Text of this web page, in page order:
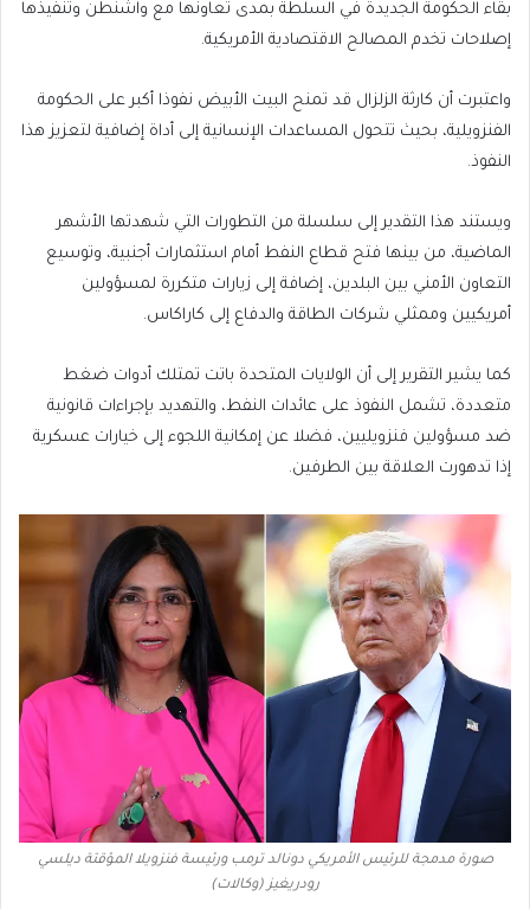
بقاء الحكومة الجديدة في السلطة بمدى تعاونها مع واشنطن وتنفيذها
إصلاحات تخدم المصالح الاقتصادية الأمريكية.
واعتبرت أن كارثة الزلزال قد تمنح البيت الأبيض نفوذا أكبر على الحكومة
الفنزويلية، بحيث تتحول المساعدات الإنسانية إلى أداة إضافية لتعزيز هذا
النفوذ.
ويستند هذا التقدير إلى سلسلة من التطورات التي شهدتها الأشهر
الماضية، من بينها فتح قطاع النفط أمام استثمارات أجنبية، وتوسيع
التعاون الأمني بين البلدين، إضافة إلى زيارات متكررة لمسؤولين
أمريكيين وممثلي شركات الطاقة والدفاع إلى كاراكاس.
كما يشير التقرير إلى أن الولايات المتحدة باتت تمتلك أدوات ضغط
متعددة، تشمل النفوذ على عائدات النفط، والتهديد بإجراءات قانونية
ضد مسؤولين فنزويليين، فضلا عن إمكانية اللجوء إلى خيارات عسكرية
إذا تدهورت العلاقة بين الطرفين.
صورة مدمجة للرئيس الأمريكي دونالد ترمب ورئيسة فنزويلا المؤقتة ديلسي
رودريغيز (وكالات)